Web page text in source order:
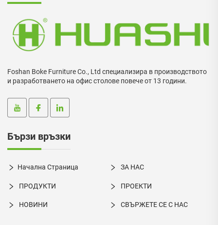
Foshan Boke Furniture Co., Ltd специализира в производството
и разработването на офис столове повече от 13 години.
Бързи връзки
Начална Страница ЗА НАС
ПРОДУКТИ ПРОЕКТИ
НОВИНИ СВЪРЖЕТЕ СЕ С НАС